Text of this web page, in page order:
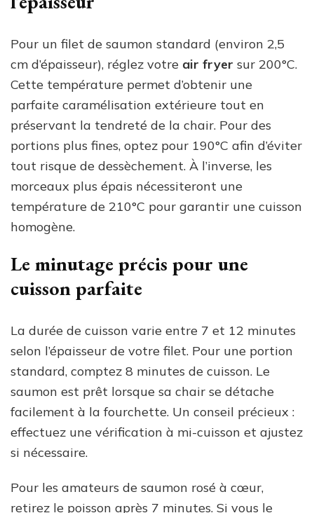
Pour un filet de saumon standard (environ 2,5
cm d’épaisseur), réglez votre air fryer sur 200°C.
Cette température permet d’obtenir une
parfaite caramélisation extérieure tout en
préservant la tendreté de la chair. Pour des
portions plus fines, optez pour 190°C afin d’éviter
tout risque de dessèchement. À l’inverse, les
morceaux plus épais nécessiteront une
température de 210°C pour garantir une cuisson
homogène.
Le minutage précis pour une
cuisson parfaite
La durée de cuisson varie entre 7 et 12 minutes
selon l’épaisseur de votre filet. Pour une portion
standard, comptez 8 minutes de cuisson. Le
saumon est prêt lorsque sa chair se détache
facilement à la fourchette. Un conseil précieux :
effectuez une vérification à mi-cuisson et ajustez
si nécessaire.
Pour les amateurs de saumon rosé à cœur,
retirez le poisson après 7 minutes. Si vous le